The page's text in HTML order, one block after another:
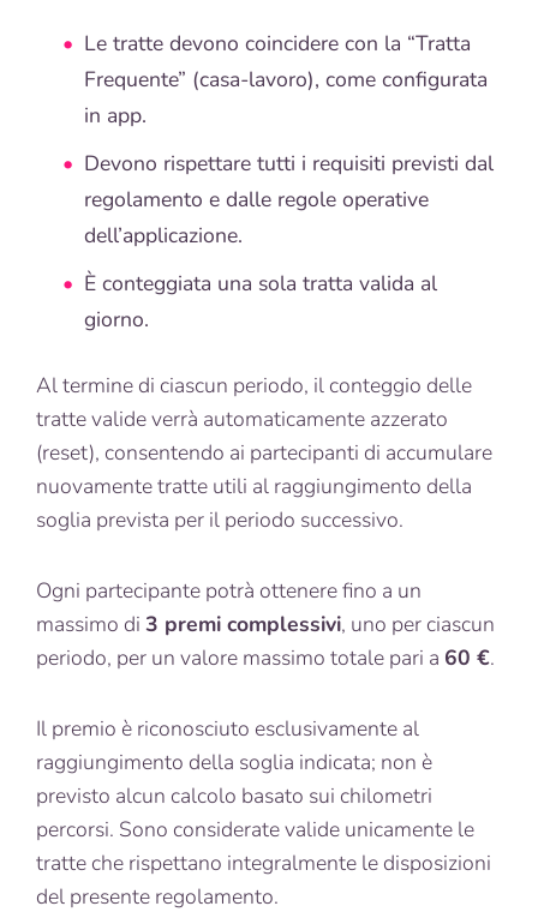
Le tratte devono coincidere con la “Tratta
Frequente” (casa-lavoro), come configurata
in app.
Devono rispettare tutti i requisiti previsti dal
regolamento e dalle regole operative
dell’applicazione.
È conteggiata una sola tratta valida al
giorno.
Al termine di ciascun periodo, il conteggio delle
tratte valide verrà automaticamente azzerato
(reset), consentendo ai partecipanti di accumulare
nuovamente tratte utili al raggiungimento della
soglia prevista per il periodo successivo.
Ogni partecipante potrà ottenere fino a un
massimo di 3 premi complessivi, uno per ciascun
periodo, per un valore massimo totale pari a 60 €.
Il premio è riconosciuto esclusivamente al
raggiungimento della soglia indicata; non è
previsto alcun calcolo basato sui chilometri
percorsi. Sono considerate valide unicamente le
tratte che rispettano integralmente le disposizioni
del presente regolamento.